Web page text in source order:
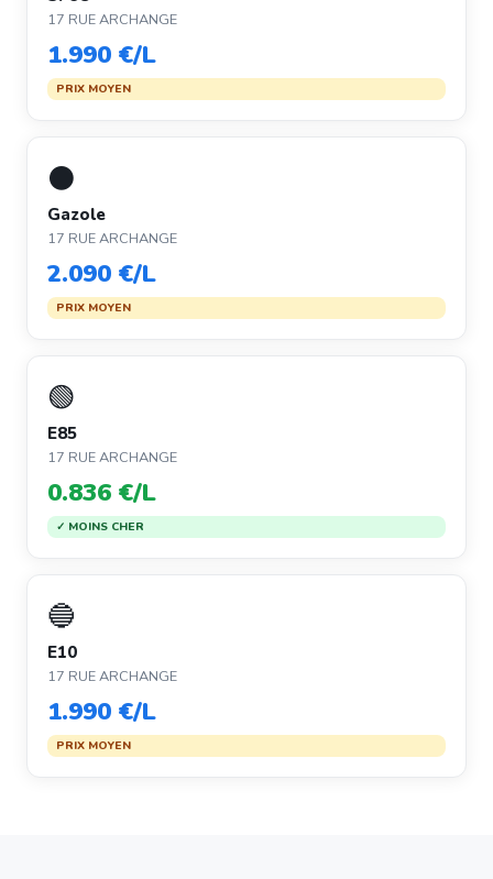
17 RUE ARCHANGE
1.990 €/L
PRIX MOYEN
⚫
Gazole
17 RUE ARCHANGE
2.090 €/L
PRIX MOYEN
🟢
E85
17 RUE ARCHANGE
0.836 €/L
✓ MOINS CHER
🔵
E10
17 RUE ARCHANGE
1.990 €/L
PRIX MOYEN